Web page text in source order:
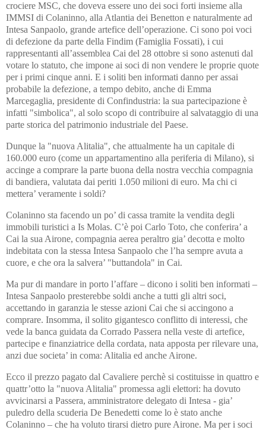
crociere MSC, che doveva essere uno dei soci forti insieme alla
IMMSI di Colaninno, alla Atlantia dei Benetton e naturalmente ad
Intesa Sanpaolo, grande artefice dell’operazione. Ci sono poi voci
di defezione da parte della Findim (Famiglia Fossati), i cui
rappresentanti all’assemblea Cai del 28 ottobre si sono astenuti dal
votare lo statuto, che impone ai soci di non vendere le proprie quote
per i primi cinque anni. E i soliti ben informati danno per assai
probabile la defezione, a tempo debito, anche di Emma
Marcegaglia, presidente di Confindustria: la sua partecipazione è
infatti "simbolica", al solo scopo di contribuire al salvataggio di una
parte storica del patrimonio industriale del Paese.
Dunque la "nuova Alitalia", che attualmente ha un capitale di
160.000 euro (come un appartamentino alla periferia di Milano), si
accinge a comprare la parte buona della nostra vecchia compagnia
di bandiera, valutata dai periti 1.050 milioni di euro. Ma chi ci
mettera’ veramente i soldi?
Colaninno sta facendo un po’ di cassa tramite la vendita degli
immobili turistici a Is Molas. C’è poi Carlo Toto, che conferira’ a
Cai la sua Airone, compagnia aerea peraltro gia’ decotta e molto
indebitata con la stessa Intesa Sanpaolo che l’ha sempre avuta a
cuore, e che ora la salvera’ "buttandola" in Cai.
Ma pur di mandare in porto l’affare – dicono i soliti ben informati –
Intesa Sanpaolo presterebbe soldi anche a tutti gli altri soci,
accettando in garanzia le stesse azioni Cai che si accingono a
comprare. Insomma, il solito gigantesco conflitto di interessi, che
vede la banca guidata da Corrado Passera nella veste di artefice,
partecipe e finanziatrice della cordata, nata apposta per rilevare una,
anzi due societa’ in coma: Alitalia ed anche Airone.
Ecco il prezzo pagato dal Cavaliere perchè si costituisse in quattro e
quattr’otto la "nuova Alitalia" promessa agli elettori: ha dovuto
avvicinarsi a Passera, amministratore delegato di Intesa - gia’
puledro della scuderia De Benedetti come lo è stato anche
Colaninno – che ha voluto tirarsi dietro pure Airone. Ma per i soci